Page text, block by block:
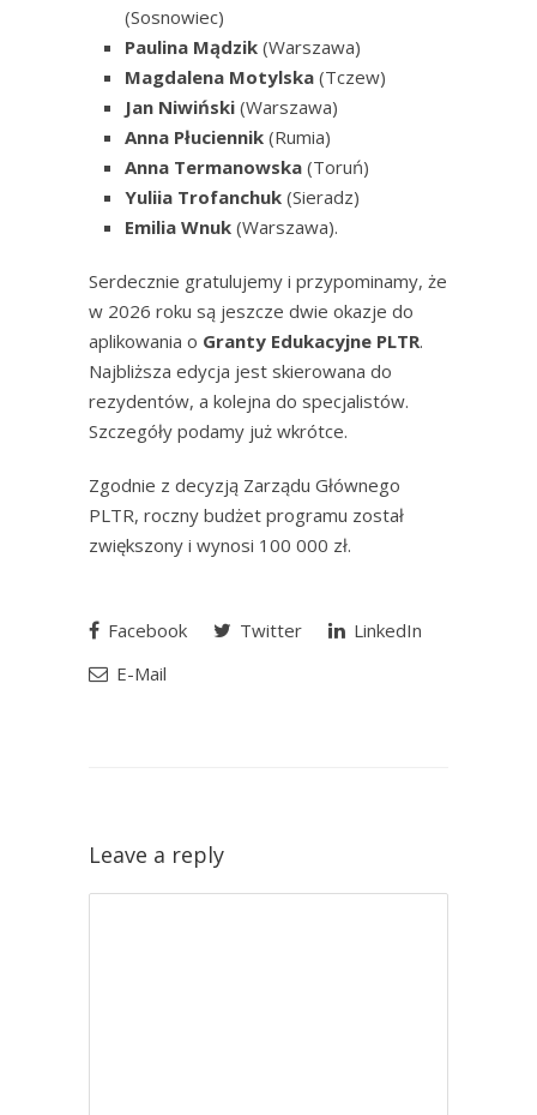
(Sosnowiec)
Paulina Mądzik (Warszawa)
Magdalena Motylska (Tczew)
Jan Niwiński (Warszawa)
Anna Płuciennik (Rumia)
Anna Termanowska (Toruń)
Yuliia Trofanchuk (Sieradz)
Emilia Wnuk (Warszawa).
Serdecznie gratulujemy i przypominamy, że
w 2026 roku są jeszcze dwie okazje do
aplikowania o Granty Edukacyjne PLTR.
Najbliższa edycja jest skierowana do
rezydentów, a kolejna do specjalistów.
Szczegóły podamy już wkrótce.
Zgodnie z decyzją Zarządu Głównego
PLTR, roczny budżet programu został
zwiększony i wynosi 100 000 zł.
Facebook Twitter
LinkedIn
E-Mail
Leave a reply